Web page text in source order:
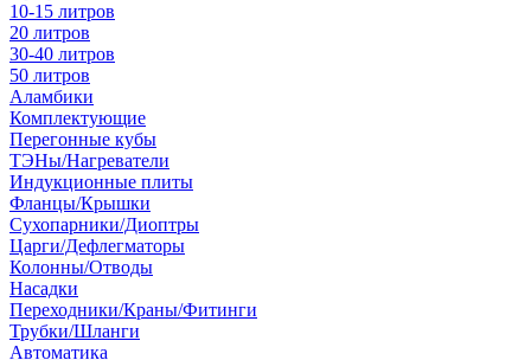
10-15 литров
20 литров
30-40 литров
50 литров
Аламбики
Комплектующие
Перегонные кубы
ТЭНы/Нагреватели
Индукционные плиты
Фланцы/Крышки
Сухопарники/Диоптры
Царги/Дефлегматоры
Колонны/Отводы
Насадки
Переходники/Краны/Фитинги
Трубки/Шланги
Автоматика